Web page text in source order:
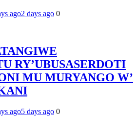
ago2 days ago 0
RY’UBUSASERDOTI
MU MURYANGO W’
ago5 days ago 0